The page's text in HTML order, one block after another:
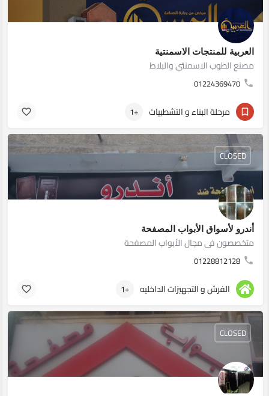
العربية للمنتجات الاسمنتية
مصنع الطوب الاسمنتي والبلاط
01224369470
مرحلة البناء و التشطبيات +1
أندرو لأسواق الأبواب المصفحة
متخصصون فى مجال الأبواب المصفحة
01228812128
CLOSED
الفرش و التجهيزات الداخليه +1
CLOSED